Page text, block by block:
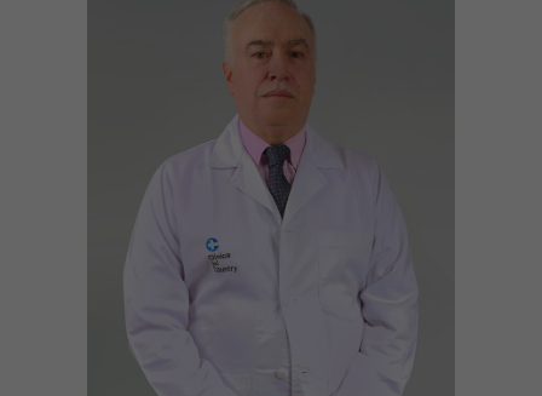
Unidad de Cuidado Crítico Especializado (UCI)
Unidad de Quimioterapia